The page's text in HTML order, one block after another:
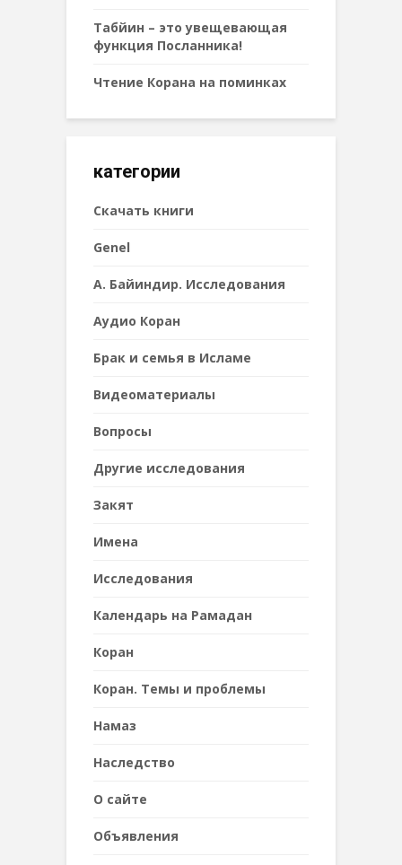
Табйин – это увещевающая
функция Посланника!
Чтение Корана на поминках
категории
Cкачать книги
Genel
А. Байиндир. Исследования
Аудио Коран
Брак и семья в Исламе
Видеоматериалы
Вопросы
Другие исследования
Закят
Имена
Исследования
Календарь на Рамадан
Коран
Коран. Темы и проблемы
Намаз
Наследствo
О сайте
Объявления